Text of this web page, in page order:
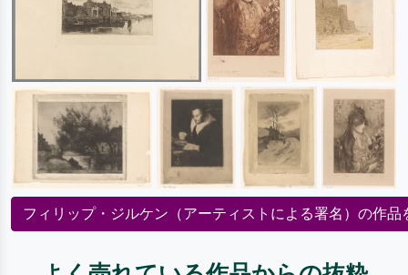
フィリップ・ジルケン（アーティストによる署名）の作品